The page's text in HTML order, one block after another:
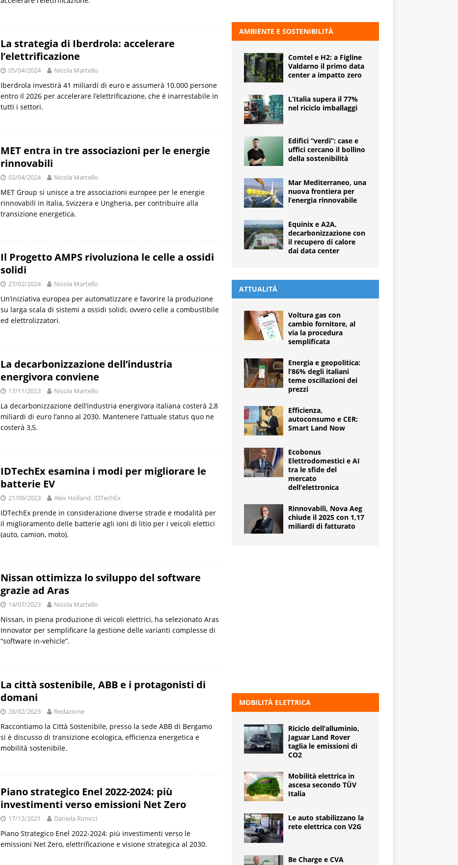
La strategia di Iberdrola: accelerare
l’elettrificazione
05/04/2024 Nicola Martello
Iberdrola investirà 41 miliardi di euro e assumerà 10.000 persone
entro il 2026 per accelerare l’elettrificazione, che è inarrestabile in
tutti i settori.
MET entra in tre associazioni per le energie
rinnovabili
03/04/2024 Nicola Martello
MET Group si unisce a tre associazioni europee per le energie
rinnovabili in Italia, Svizzera e Ungheria, per contribuire alla
transizione energetica.
Il Progetto AMPS rivoluziona le celle a ossidi
solidi
27/02/2024 Nicola Martello
Un’iniziativa europea per automatizzare e favorire la produzione
su larga scala di sistemi a ossidi solidi, ovvero celle a combustibile
ed elettrolizzatori.
La decarbonizzazione dell’industria
energivora conviene
17/11/2023 Nicola Martello
La decarbonizzazione dell’industria energivora italiana costerà 2,8
miliardi di euro l’anno al 2030. Mantenere l’attuale status quo ne
costerà 3,5.
IDTechEx esamina i modi per migliorare le
batterie EV
21/09/2023 Alex Holland, IDTechEx
IDTechEx prende in considerazione diverse strade e modalità per
il miglioramento delle batterie agli ioni di litio per i veicoli elettici
(auto, camion, moto).
Nissan ottimizza lo sviluppo del software
grazie ad Aras
14/07/2023 Nicola Martello
Nissan, in piena produzione di veicoli elettrici, ha selezionato Aras
Innovator per semplificare la gestione delle varianti complesse di
“software in-vehicle”.
La città sostenibile, ABB e i protagonisti di
domani
28/02/2023 Redazione
Raccontiamo la Città Sostenibile, presso la sede ABB di Bergamo
si è discusso di transizione ecologica, efficienza energetica e
mobilità sostenibile.
Piano strategico Enel 2022-2024: più
investimenti verso emissioni Net Zero
17/12/2021 Daniela Rimicci
Piano Strategico Enel 2022-2024: più investimenti verso le
emissioni Net Zero, elettrificazione e visione strategica al 2030.
AMBIENTE E SOSTENIBILITÀ
Comtel e H2: a Figline
Valdarno il primo data
center a impatto zero
L’Italia supera il 77%
nel riciclo imballaggi
Edifici “verdi”: case e
uffici cercano il bollino
della sostenibilità
Mar Mediterraneo, una
nuova frontiera per
l’energia rinnovabile
Equinix e A2A,
decarbonizzazione con
il recupero di calore
dai data center
ATTUALITÀ
Voltura gas con
cambio fornitore, al
via la procedura
semplificata
Energia e geopolitica:
l’86% degli italiani
teme oscillazioni dei
prezzi
Efficienza,
autoconsumo e CER:
Smart Land Now
Ecobonus
Elettrodomestici e AI
tra le sfide del
mercato
dell’elettronica
Rinnovabili, Nova Aeg
chiude il 2025 con 1,17
miliardi di fatturato
MOBILITÀ ELETTRICA
Riciclo dell’alluminio,
Jaguar Land Rover
taglia le emissioni di
CO2
Mobilità elettrica in
ascesa secondo TÜV
Italia
Le auto stabilizzano la
rete elettrica con V2G
Be Charge e CVA